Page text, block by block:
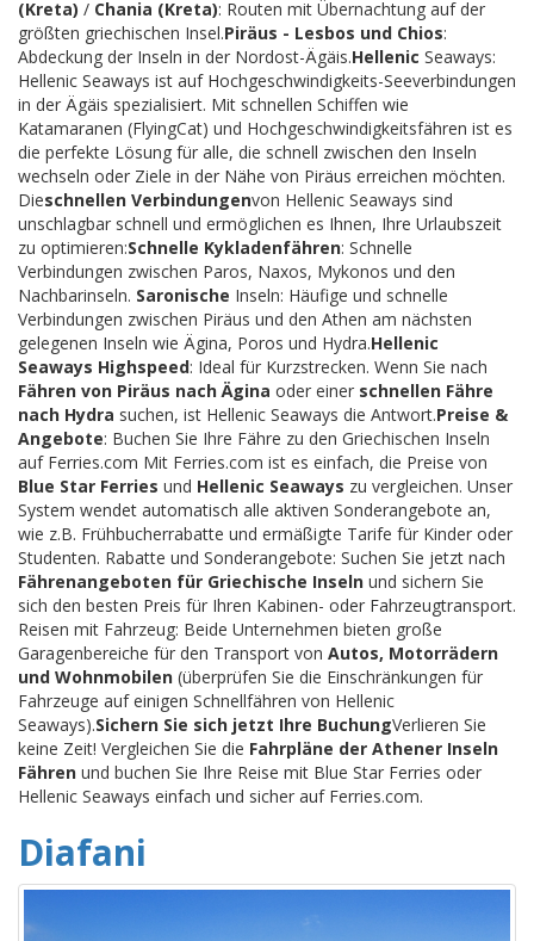
(Kreta) / Chania (Kreta): Routen mit Übernachtung auf der
größten griechischen Insel.Piräus - Lesbos und Chios:
Abdeckung der Inseln in der Nordost-Ägäis.Hellenic Seaways:
Hellenic Seaways ist auf Hochgeschwindigkeits-Seeverbindungen
in der Ägäis spezialisiert. Mit schnellen Schiffen wie
Katamaranen (FlyingCat) und Hochgeschwindigkeitsfähren ist es
die perfekte Lösung für alle, die schnell zwischen den Inseln
wechseln oder Ziele in der Nähe von Piräus erreichen möchten.
Dieschnellen Verbindungenvon Hellenic Seaways sind
unschlagbar schnell und ermöglichen es Ihnen, Ihre Urlaubszeit
zu optimieren:Schnelle Kykladenfähren: Schnelle
Verbindungen zwischen Paros, Naxos, Mykonos und den
Nachbarinseln. Saronische Inseln: Häufige und schnelle
Verbindungen zwischen Piräus und den Athen am nächsten
gelegenen Inseln wie Ägina, Poros und Hydra.Hellenic
Seaways Highspeed: Ideal für Kurzstrecken. Wenn Sie nach
Fähren von Piräus nach Ägina oder einer schnellen Fähre
nach Hydra suchen, ist Hellenic Seaways die Antwort.Preise &
Angebote: Buchen Sie Ihre Fähre zu den Griechischen Inseln
auf Ferries.com Mit Ferries.com ist es einfach, die Preise von
Blue Star Ferries und Hellenic Seaways zu vergleichen. Unser
System wendet automatisch alle aktiven Sonderangebote an,
wie z.B. Frühbucherrabatte und ermäßigte Tarife für Kinder oder
Studenten. Rabatte und Sonderangebote: Suchen Sie jetzt nach
Fährenangeboten für Griechische Inseln und sichern Sie
sich den besten Preis für Ihren Kabinen- oder Fahrzeugtransport.
Reisen mit Fahrzeug: Beide Unternehmen bieten große
Garagenbereiche für den Transport von Autos, Motorrädern
und Wohnmobilen (überprüfen Sie die Einschränkungen für
Fahrzeuge auf einigen Schnellfähren von Hellenic
Seaways).Sichern Sie sich jetzt Ihre BuchungVerlieren Sie
keine Zeit! Vergleichen Sie die Fahrpläne der Athener Inseln
Fähren und buchen Sie Ihre Reise mit Blue Star Ferries oder
Hellenic Seaways einfach und sicher auf Ferries.com.
Diafani